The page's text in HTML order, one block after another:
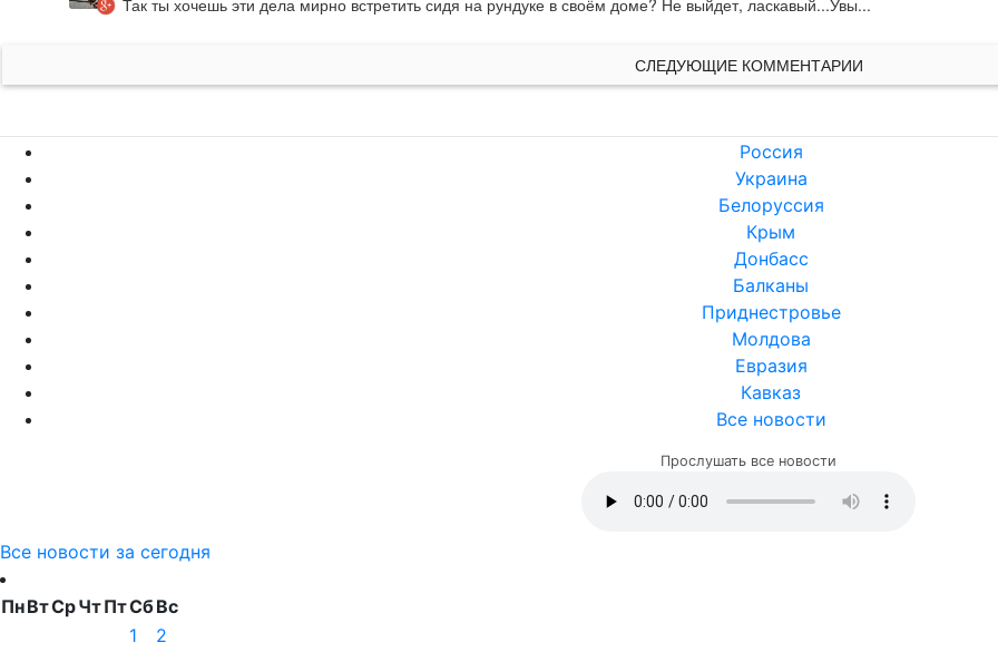
Так ты хочешь эти дела мирно встретить сидя на рундуке в своём доме? Не выйдет, ласкавый...Увы...
СЛЕДУЮЩИЕ КОММЕНТАРИИ
Россия
Украина
Белоруссия
Крым
Донбасс
Балканы
Приднестровье
Молдова
Евразия
Кавказ
Все новости
Прослушать все новости
Все новости за сегодня
ПнВтСрЧтПтСбВс
1
2